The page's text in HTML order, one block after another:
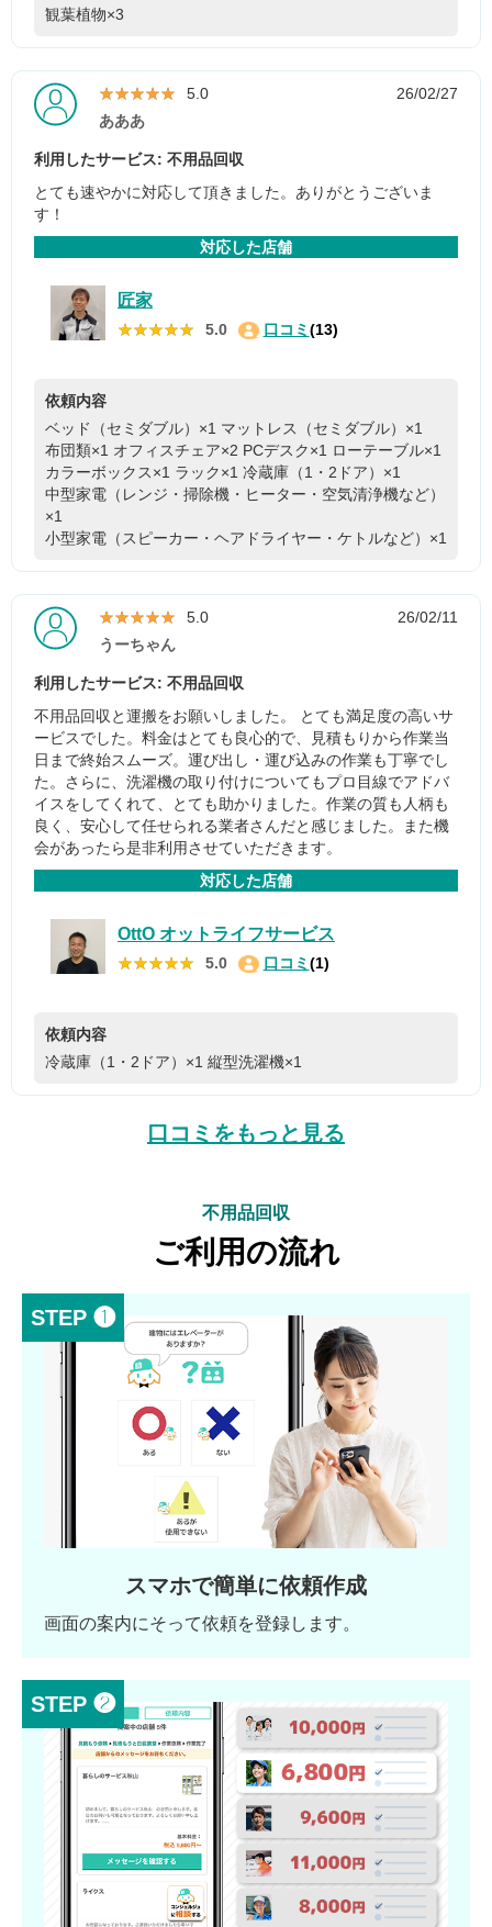
観葉植物×3
★★★★★
★★★★★ 5.0
26/02/27
あああ
利用したサービス: 不用品回収
とても速やかに対応して頂きました。ありがとうございま
す！
対応した店舗
匠家
★★★★★
★★★★★ 5.0 口コミ (13)
依頼内容
ベッド（セミダブル）×1 マットレス（セミダブル）×1
布団類×1 オフィスチェア×2 PCデスク×1 ローテーブル×1
カラーボックス×1 ラック×1 冷蔵庫（1・2ドア）×1
中型家電（レンジ・掃除機・ヒーター・空気清浄機など）
×1
小型家電（スピーカー・ヘアドライヤー・ケトルなど）×1
★★★★★
★★★★★ 5.0
26/02/11
うーちゃん
利用したサービス: 不用品回収
不用品回収と運搬をお願いしました。 とても満足度の高いサ
ービスでした。料金はとても良心的で、見積もりから作業当
日まで終始スムーズ。運び出し・運び込みの作業も丁寧でし
た。さらに、洗濯機の取り付けについてもプロ目線でアドバ
イスをしてくれて、とても助かりました。作業の質も人柄も
良く、安心して任せられる業者さんだと感じました。また機
会があったら是非利用させていただきます。
対応した店舗
OttO オットライフサービス
★★★★★
★★★★★ 5.0 口コミ (1)
依頼内容
冷蔵庫（1・2ドア）×1 縦型洗濯機×1
口コミをもっと見る
不用品回収
ご利用の流れ
STEP ❶
スマホで簡単に依頼作成
画面の案内にそって依頼を登録します。
STEP ❷